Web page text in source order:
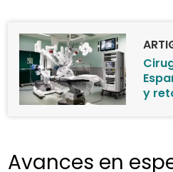
y
Avances en